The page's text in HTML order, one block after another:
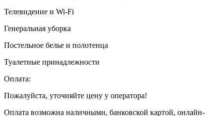
Телевидение и Wi-Fi
Генеральная уборка
Постельное белье и полотенца
Туалетные принадлежности
Оплата:
Пожалуйста, уточняйте цену у оператора!
Оплата возможна наличными, банковской картой, онлайн-